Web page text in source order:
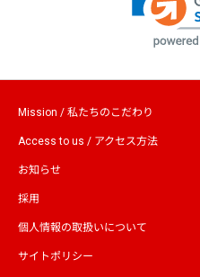
Mission / 私たちのこだわり
Access to us / アクセス方法
お知らせ
採用
個人情報の取扱いについて
サイトポリシー